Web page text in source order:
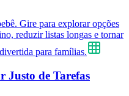
Gire para explorar opções
reduzir listas longas e tornar
para famílias.
Justo de Tarefas